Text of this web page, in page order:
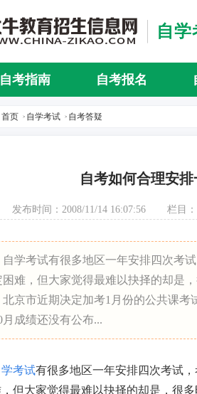
自学
自考指南 自考报名
首页 > 自学考试 > 自考答疑
自考如何合理安
发布时间：2008/11/14 16:07:56 栏目：
自学考试有很多地区一年安排四次考
困难，但大家觉得最难以抉择的却是
北京市近期决定加考1月份的公共课
月成绩还没有公布...
学考试有很多地区一年安排四次考试
，但大家觉得最难以抉择的却是，很